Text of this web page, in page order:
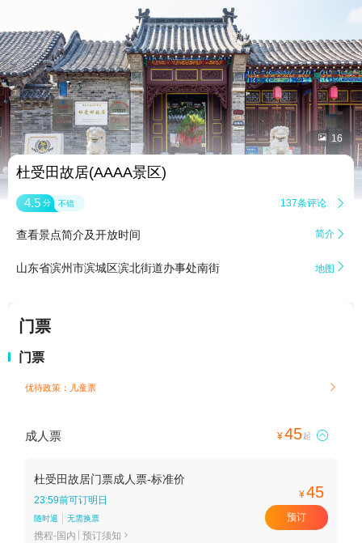
 16
杜受田故居(AAAA景区)
4.5 分 不错 137条评论 
查看景点简介及开放时间 简介 
山东省滨州市滨城区滨北街道办事处南街 地图 
门票
门票
优待政策：儿童票 
成人票 ¥45起 
杜受田故居门票成人票-标准价
23:59前可订明日
随时退 无需换票
携程-国内 预订须知 
¥45
预订